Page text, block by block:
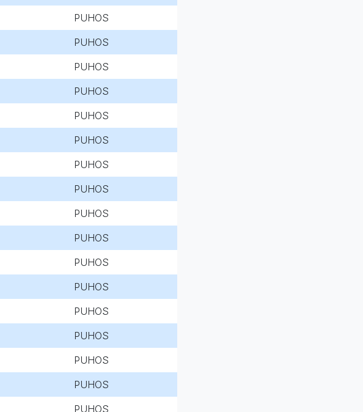
PUHOS
PUHOS
PUHOS
PUHOS
PUHOS
PUHOS
PUHOS
PUHOS
PUHOS
PUHOS
PUHOS
PUHOS
PUHOS
PUHOS
PUHOS
PUHOS
PUHOS